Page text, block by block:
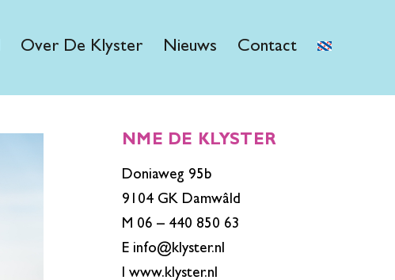
Over De Klyster Nieuws Contact
NME DE KLYSTER
Doniaweg 95b
9104 GK Damwâld
M 06 – 440 850 63
E info@klyster.nl
Iwww.klyster.nl